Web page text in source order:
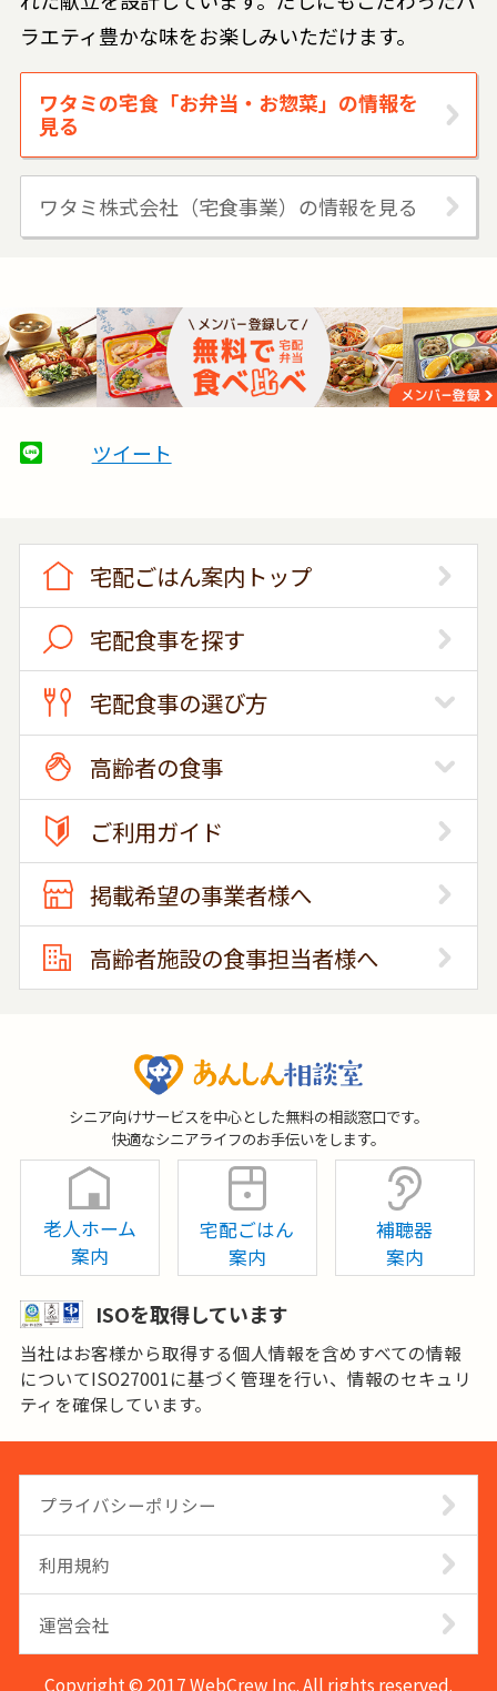
ラエティ豊かな味をお楽しみいただけます。
ワタミの宅食「お弁当・お惣菜」の情報を
見る
ワタミ株式会社（宅食事業）の情報を見る
ツイート
宅配ごはん案内トップ
宅配食事を探す
宅配食事の選び方
高齢者の食事
ご利用ガイド
掲載希望の事業者様へ
高齢者施設の食事担当者様へ
シニア向けサービスを中心とした無料の相談窓口です。
快適なシニアライフのお手伝いをします。
老人ホーム
案内
宅配ごはん
案内
補聴器
案内
ISOを取得しています
当社はお客様から取得する個人情報を含めすべての情報
についてISO27001に基づく管理を行い、情報のセキュリ
ティを確保しています。
プライバシーポリシー
利用規約
運営会社
Copyright © 2017 WebCrew Inc. All rights reserved.